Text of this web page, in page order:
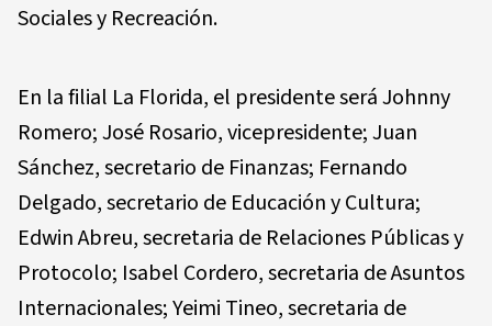
Sociales y Recreación.
En la filial La Florida, el presidente será Johnny
Romero; José Rosario, vicepresidente; Juan
Sánchez, secretario de Finanzas; Fernando
Delgado, secretario de Educación y Cultura;
Edwin Abreu, secretaria de Relaciones Públicas y
Protocolo; Isabel Cordero, secretaria de Asuntos
Internacionales; Yeimi Tineo, secretaria de